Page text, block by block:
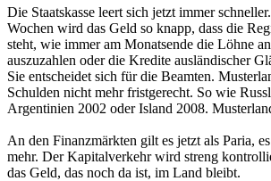
Die Staatskasse leert sich jetzt immer
Wochen wird das Geld so knapp, dass die
steht, wie immer am Monatsende die Löhne
auszuzahlen oder die Kredite ausländischer
Sie entscheidet sich für die Beamten.
Schulden nicht mehr fristgerecht. So wie
Argentinien 2002 oder Island 2008.
An den Finanzmärkten gilt es jetzt als Paria,
mehr. Der Kapitalverkehr wird streng
das Geld, das noch da ist, im Land bleibt.